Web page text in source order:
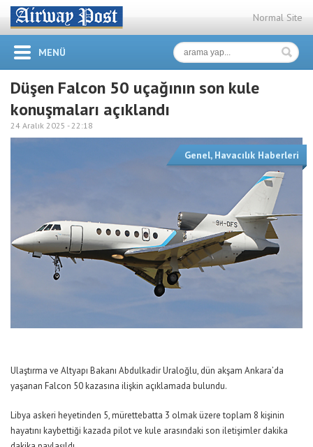
Normal Site
MENÜ
Düşen Falcon 50 uçağının son kule
konuşmaları açıklandı
24 Aralık 2025 -22:18
Genel, Havacılık Haberleri
Ulaştırma ve Altyapı Bakanı Abdulkadir Uraloğlu, dün akşam Ankara’da
yaşanan Falcon 50 kazasına ilişkin açıklamada bulundu.
Libya askeri heyetinden 5, mürettebatta 3 olmak üzere toplam 8 kişinin
hayatını kaybettiği kazada pilot ve kule arasındaki son iletişimler dakika